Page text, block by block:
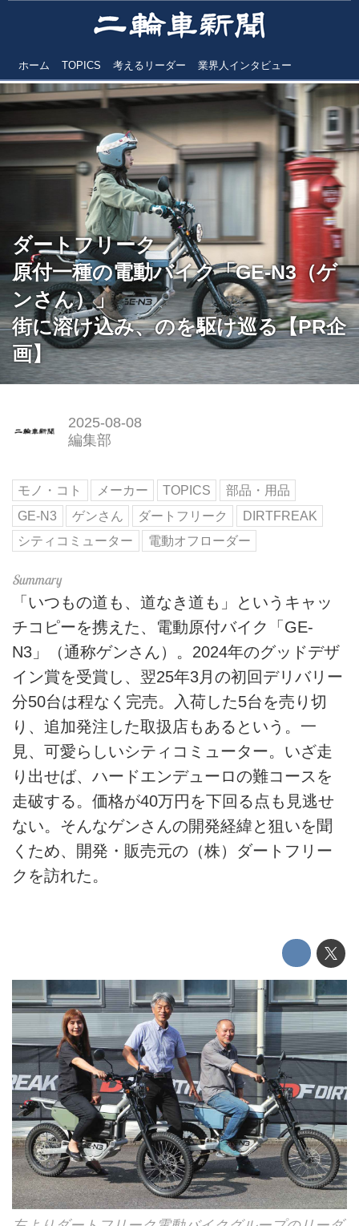
ホーム TOPICS 考えるリーダー 業界人インタビュー
ダートフリーク
原付一種の電動バイク「GE-N3（ゲ
ンさん）」
街に溶け込み、のを駆け巡る【PR企
画】
2025-08-08
編集部
モノ・コト メーカー TOPICS
部品・用品
GE-N3
ゲンさん ダートフリーク
DIRTFREAK
シティコミューター
電動オフローダー
「いつもの道も、道なき道も」というキャッ
チコピーを携えた、電動原付バイク「GE-
N3」（通称ゲンさん）。2024年のグッドデザ
イン賞を受賞し、翌25年3月の初回デリバリー
分50台は程なく完売。入荷した5台を売り切
り、追加発注した取扱店もあるという。一
見、可愛らしいシティコミューター。いざ走
り出せば、ハードエンデューロの難コースを
走破する。価格が40万円を下回る点も見逃せ
ない。そんなゲンさんの開発経緯と狙いを聞
くため、開発・販売元の（株）ダートフリー
クを訪れた。